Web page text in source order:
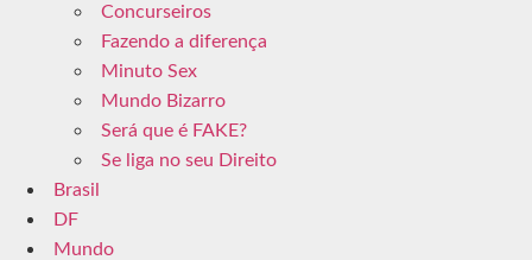
Concurseiros
Fazendo a diferença
Minuto Sex
Mundo Bizarro
Será que é FAKE?
Se liga no seu Direito
Brasil
DF
Mundo